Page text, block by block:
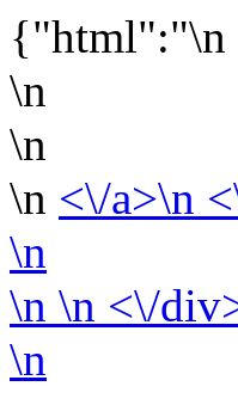
{"html":"\n
\n
\n
\n <\/a>\n
\n
\n \n <\/
\n